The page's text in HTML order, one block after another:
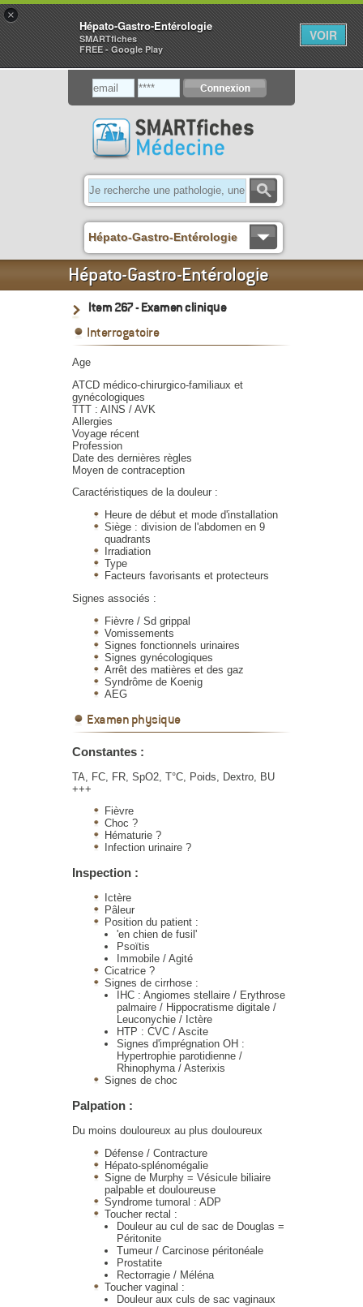
Hépato-Gastro-Entérologie
Hépato-Gastro-Entérologie
Item 267 - Examen clinique
Interrogatoire
Age
ATCD médico-chirurgico-familiaux et
gynécologiques
TTT : AINS / AVK
Allergies
Voyage récent
Profession
Date des dernières règles
Moyen de contraception
Caractéristiques de la douleur :
Heure de début et mode d'installation
Siège : division de l'abdomen en 9
quadrants
Irradiation
Type
Facteurs favorisants et protecteurs
Signes associés :
Fièvre / Sd grippal
Vomissements
Signes fonctionnels urinaires
Signes gynécologiques
Arrêt des matières et des gaz
Syndrôme de Koenig
AEG
Examen physique
Constantes :
TA, FC, FR, SpO2, T°C, Poids, Dextro, BU
+++
Fièvre
Choc ?
Hématurie ?
Infection urinaire ?
Inspection :
Ictère
Pâleur
Position du patient :
'en chien de fusil'
Psoïtis
Immobile / Agité
Cicatrice ?
Signes de cirrhose :
IHC : Angiomes stellaire / Erythrose
palmaire / Hippocratisme digitale /
Leuconychie / Ictère
HTP : CVC / Ascite
Signes d'imprégnation OH :
Hypertrophie parotidienne /
Rhinophyma / Asterixis
Signes de choc
Palpation :
Du moins douloureux au plus douloureux
Défense / Contracture
Hépato-splénomégalie
Signe de Murphy = Vésicule biliaire
palpable et douloureuse
Syndrome tumoral : ADP
Toucher rectal :
Douleur au cul de sac de Douglas =
Péritonite
Tumeur / Carcinose péritonéale
Prostatite
Rectorragie / Méléna
Toucher vaginal :
Douleur aux culs de sac vaginaux
×
Hépato-Gastro-Entérologie
SMARTfiches
FREE - Google Play
VOIR